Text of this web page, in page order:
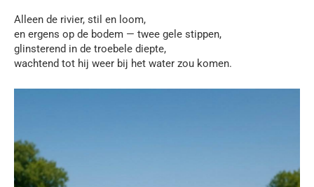
Alleen de rivier, stil en loom,
en ergens op de bodem — twee gele stippen,
glinsterend in de troebele diepte,
wachtend tot hij weer bij het water zou komen.